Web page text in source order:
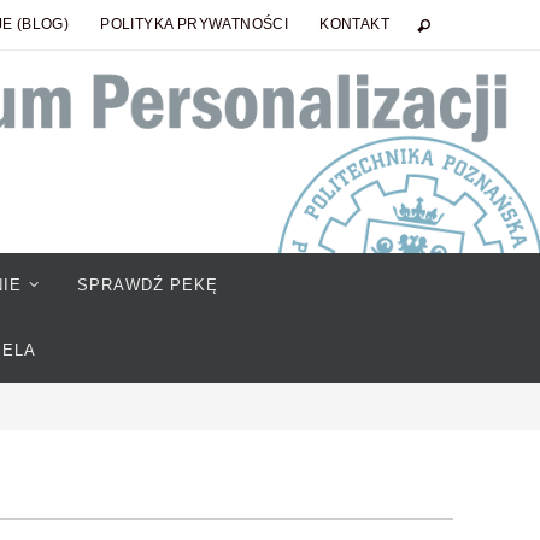
(BLOG) POLITYKA PRYWATNOŚCI KONTAKT
SPRAWDŹ PEKĘ